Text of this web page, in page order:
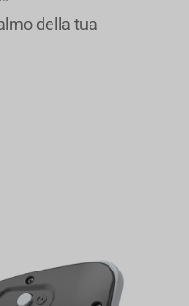
della tua